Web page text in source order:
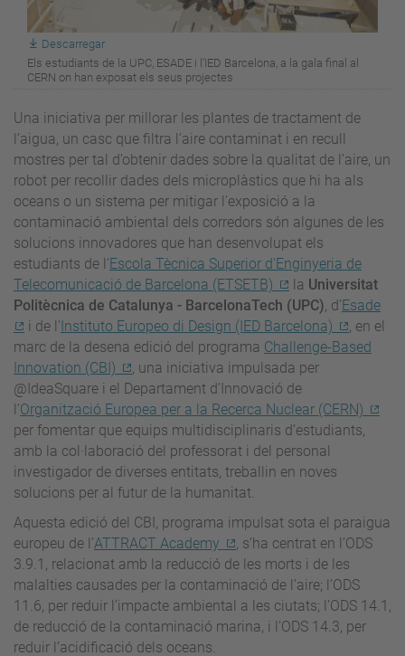
Descarregar
Els estudiants de la UPC, ESADE i l’IED Barcelona, a la gala final al
CERN on han exposat els seus projectes
Una iniciativa per millorar les plantes de tractament de
l’aigua, un casc que filtra l’aire contaminat i en recull
mostres per tal d’obtenir dades sobre la qualitat de l’aire, un
robot per recollir dades dels microplàstics que hi ha als
oceans o un sistema per mitigar l’exposició a la
contaminació ambiental dels corredors són algunes de les
solucions innovadores que han desenvolupat els
estudiants de l'Escola Tècnica Superior d'Enginyeria de
Telecomunicació de Barcelona (ETSETB)
la Universitat
Politècnica de Catalunya - BarcelonaTech (UPC) , d’Esade
i de l’Instituto Europeo di Design (IED Barcelona)
, en el
marc de la desena edició del programa Challenge-Based
Innovation (CBI)
, una iniciativa impulsada per
@IdeaSquare i el Departament d’Innovació de
l’Organització Europea per a la Recerca Nuclear (CERN)
per fomentar que equips multidisciplinaris d’estudiants,
amb la col·laboració del professorat i del personal
investigador de diverses entitats, treballin en noves
solucions per al futur de la humanitat.
Aquesta edició del CBI, programa impulsat sota el paraigua
europeu de l’ATTRACT Academy
, s’ha centrat en l’ODS
3.9.1, relacionat amb la reducció de les morts i de les
malalties causades per la contaminació de l’aire; l’ODS
11.6, per reduir l’impacte ambiental a les ciutats; l’ODS 14.1,
de reducció de la contaminació marina, i l’ODS 14.3, per
reduir l’acidificació dels oceans.